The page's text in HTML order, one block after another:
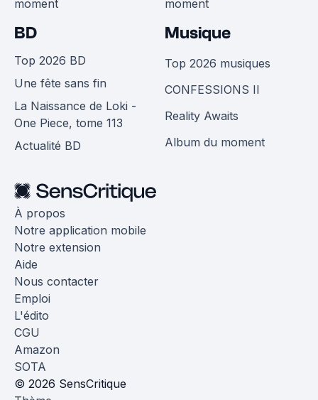
moment
moment
BD
Top 2026 BD
Une fête sans fin
La Naissance de Loki -
One Piece, tome 113
Actualité BD
Musique
Top 2026 musiques
CONFESSIONS II
Reality Awaits
Album du moment
À propos
Notre application mobile
Notre extension
Aide
Nous contacter
Emploi
L'édito
CGU
Amazon
SOTA
© 2026 SensCritique